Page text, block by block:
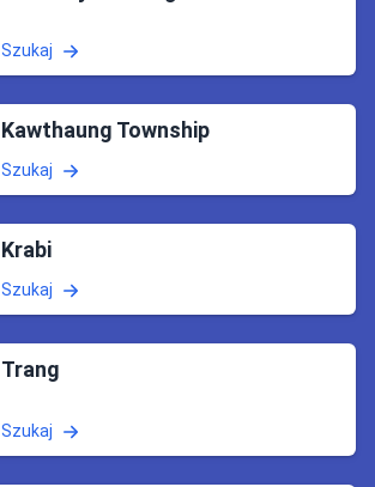
Szukaj
Kawthaung Township
Szukaj
Krabi
Szukaj
Trang
Szukaj